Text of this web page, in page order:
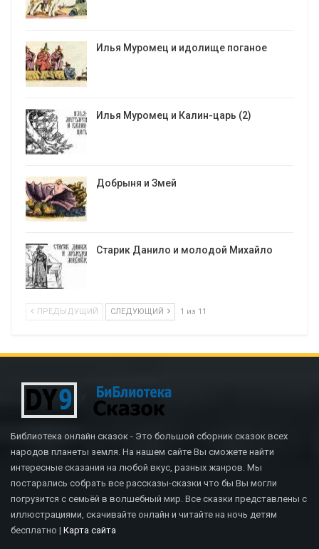
Илья Муромец и идолище поганое
Илья Муромец и Калин-царь (2)
Добрыня и Змей
Старик Данило и молодой Михайло
ПРЕДЫДУЩИЙ СЛЕДУЮЩИЙ 1 из 11
Библиотека онлайн сказок - Это большой сборник сказок всех
народов планеты земля. На нашем сайте Вы сможете найти
интересные сказания на любой вкус, разных жанров. Мы
постарались собрать все рассказы-сказки что бы Вы могли
погрузится с семьёй в волшебный мир. Все сказки представлены с
иллюстрациями, скачивайте онлайн и читайте на ночь детям
бесплатно | Карта сайта